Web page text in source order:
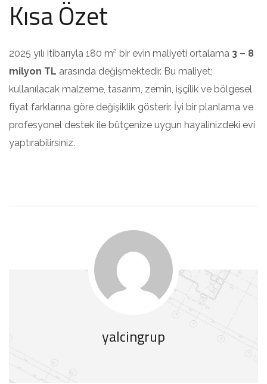
Kısa Özet
2025 yılı itibarıyla 180 m² bir evin maliyeti ortalama 3 – 8
milyon TL arasında değişmektedir. Bu maliyet;
kullanılacak malzeme, tasarım, zemin, işçilik ve bölgesel
fiyat farklarına göre değişiklik gösterir. İyi bir planlama ve
profesyonel destek ile bütçenize uygun hayalinizdeki evi
yaptırabilirsiniz.
yalcingrup